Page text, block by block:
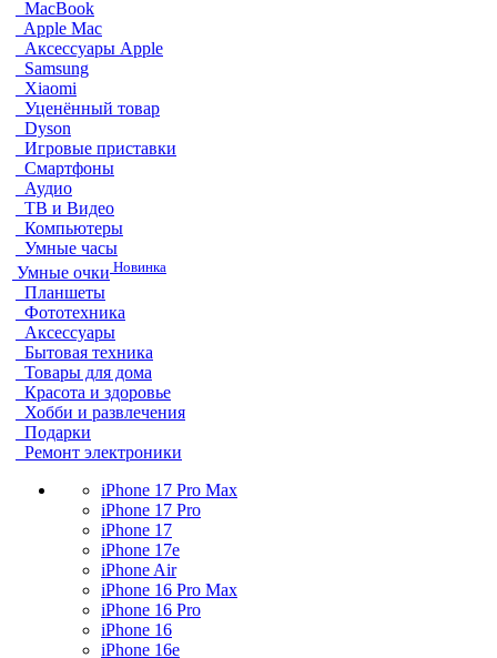
MacBook
Apple Mac
Аксессуары Apple
Samsung
Xiaomi
Уценённый товар
Dyson
Игровые приставки
Смартфоны
Аудио
ТВ и Видео
Компьютеры
Умные часы
Умные очки Новинка
Планшеты
Фототехника
Аксессуары
Бытовая техника
Товары для дома
Красота и здоровье
Хобби и развлечения
Подарки
Ремонт электроники
iPhone 17 Pro Max
iPhone 17 Pro
iPhone 17
iPhone 17e
iPhone Air
iPhone 16 Pro Max
iPhone 16 Pro
iPhone 16
iPhone 16e